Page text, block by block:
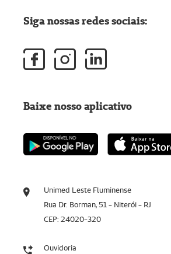
Unimed Leste Fluminense
Rua Dr. Borman, 51 - Niterói - RJ
CEP: 24020-320
Ouvidoria
Siga nossas redes sociais:
Baixe nosso aplicativo